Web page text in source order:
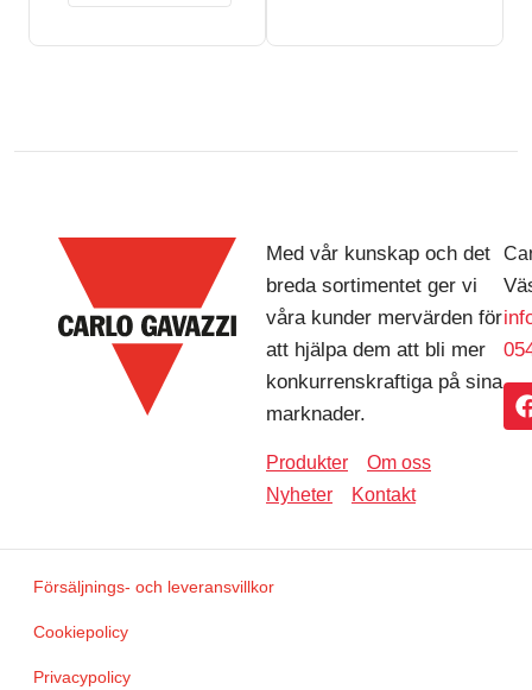
Med vår kunskap och det
breda sortimentet ger vi
våra kunder mervärden för
att hjälpa dem att bli mer
konkurrenskraftiga på sina
marknader.
Produkter
Om oss
Nyheter
Kontakt
Försäljnings- och leveransvillkor
Cookiepolicy
Privacypolicy